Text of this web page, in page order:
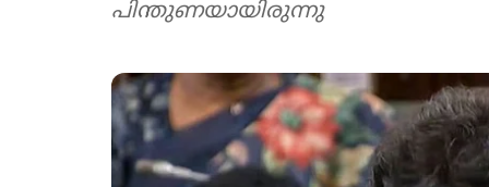
പിന്തുണയായിരുന്നു